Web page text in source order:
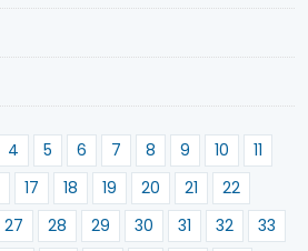
4 5 6 7 8 9 10
11
17 18 19 20 21
22
27 28 29 30 31 32
33